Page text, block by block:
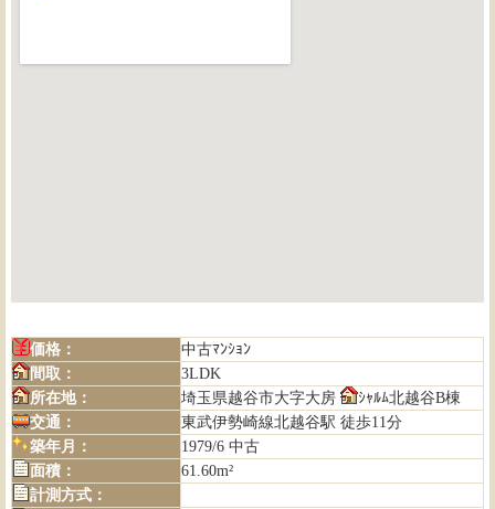
価格：
中古ﾏﾝｼｮﾝ
間取：
3LDK
所在地：
埼玉県越谷市大字大房
ｼｬﾙﾑ北越谷B棟
交通：
東武伊勢崎線北越谷駅 徒歩11分
築年月：
1979/6 中古
面積：
61.60m²
計測方式：